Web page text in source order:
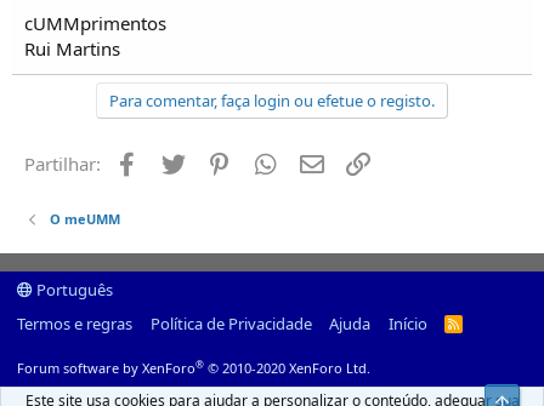
cUMMprimentos
Rui Martins
Para comentar, faça login ou efetue o registo.
Partilhar: Facebook
Twitter PinterestWhatsapp
Email
O meUMM
Português
Termos e regras
Política de Privacidade Ajuda Início
R
Forum software by XenForo® © 2010-2020 XenForo Ltd.
Este site usa cookies para ajudar a personalizar o conteúdo, adequar sua
Top